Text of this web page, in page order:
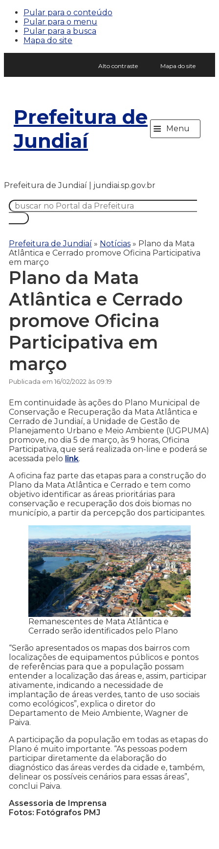
Pular para o conteúdo
Pular para o menu
Pular para a busca
Mapa do site
Alto contraste Mapa do site
Prefeitura de
Jundiaí
≡ Menu
Prefeitura de Jundiaí | jundiai.sp.gov.br
Prefeitura de Jundiaí » Notícias » Plano da Mata
Atlântica e Cerrado promove Oficina Participativa
em março
Plano da Mata
Atlântica e Cerrado
promove Oficina
Participativa em
março
Publicada em 16/02/2022 às 09:19
Em continuidade às ações do Plano Municipal de
Conservação e Recuperação da Mata Atlântica e
Cerrado de Jundiaí, a Unidade de Gestão de
Planejamento Urbano e Meio Ambiente (UGPUMA)
promove, no dia 5 de março, às 9 horas, Oficina
Participativa, que será realizada on-line e poderá se
acessada pelo link.
A oficina faz parte das etapas para a construção do
Plano da Mata Atlântica e Cerrado e tem como
objetivo identificar as áreas prioritárias para
conservação e recuperação dos dois biomas no
município, a partir da percepção dos participantes.
Remanescentes de Mata Atlântica e
Cerrado serão identificados pelo Plano
“Serão apresentados os mapas dos bairros com
localizações de equipamentos públicos e pontos
de referências para que a população possam
entender a localização das áreas e, assim, participar
ativamente, indicando a necessidade de
implantação de áreas verdes, tanto de uso sociais
como ecológicos”, explica o diretor do
Departamento de Meio Ambiente, Wagner de
Paiva.
A participação da população em todas as etapas do
Plano é muito importante. “As pessoas podem
participar diretamente da elaboração do
diagnóstico das áreas verdes da cidade e, também,
delinear os possíveis cenários para essas áreas”,
conclui Paiva.
Assessoria de Imprensa
Fotos: Fotógrafos PMJ